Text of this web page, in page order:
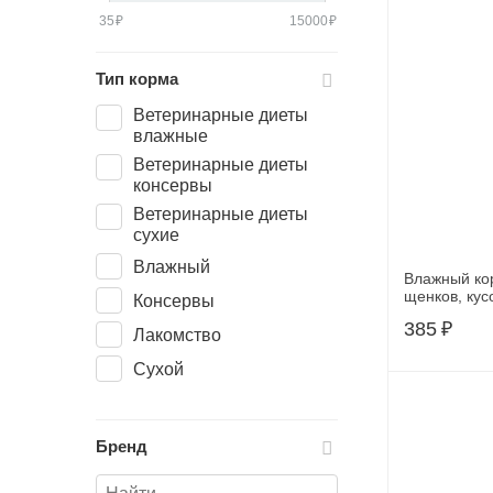
VitalCan
Влажный
щенков,
385 ₽
35₽ 15000₽
Тип корма
Ветеринарные диеты
влажные
Ветеринарные диеты
консервы
Ветеринарные диеты
сухие
Влажный
Консервы
Лакомство
Сухой
Бренд